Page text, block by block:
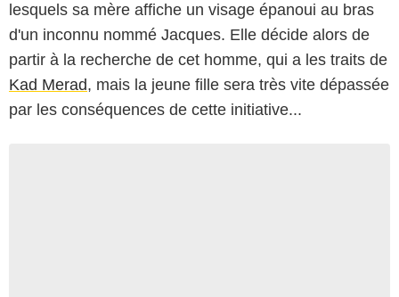
lesquels sa mère affiche un visage épanoui au bras
d'un inconnu nommé Jacques. Elle décide alors de
partir à la recherche de cet homme, qui a les traits de
Kad Merad, mais la jeune fille sera très vite dépassée
par les conséquences de cette initiative...